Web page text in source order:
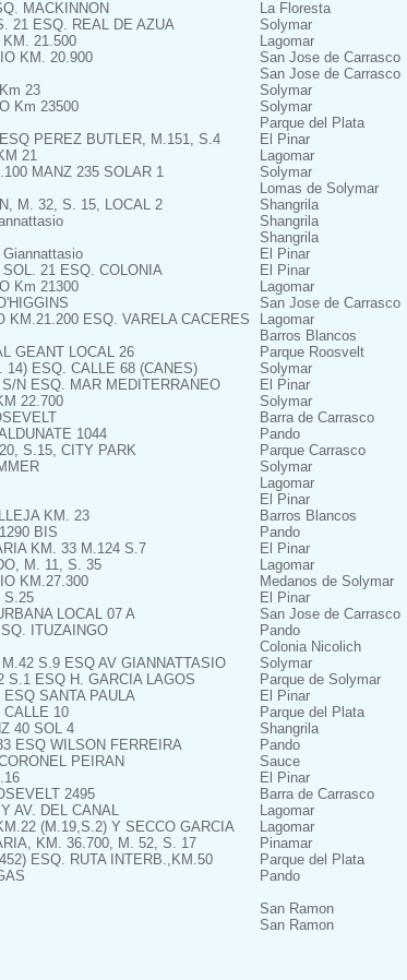
MACKINNON La Floresta
21 ESQ. REAL DE AZUA Solymar
21.500 Lagomar
KM. 20.900 San Jose de Carrasco
San Jose de Carrasco
23 Solymar
Km 23500 Solymar
Parque del Plata
PEREZ BUTLER, M.151, S.4 El Pinar
21 Lagomar
MANZ 235 SOLAR 1 Solymar
Lomas de Solymar
M. 32, S. 15, LOCAL 2 Shangrila
Shangrila
Shangrila
El Pinar
21 ESQ. COLONIA El Pinar
Km 21300 Lagomar
San Jose de Carrasco
KM.21.200 ESQ. VARELA CACERES Lagomar
Barros Blancos
GEANT LOCAL 26 Parque Roosvelt
14) ESQ. CALLE 68 (CANES) Solymar
N ESQ. MAR MEDITERRANEO El Pinar
22.700 Solymar
Barra de Carrasco
1044 Pando
S.15, CITY PARK Parque Carrasco
Solymar
Lagomar
El Pinar
KM. 23 Barros Blancos
BIS Pando
KM. 33 M.124 S.7 El Pinar
M. 11, S. 35 Lagomar
KM.27.300 Medanos de Solymar
S.25 El Pinar
LOCAL 07 A San Jose de Carrasco
ITUZAINGO Pando
Colonia Nicolich
S.9 ESQ AV GIANNATTASIO Solymar
S.1 ESQ H. GARCIA LAGOS Parque de Solymar
SANTA PAULA El Pinar
10 Parque del Plata
40 SOL 4 Shangrila
ESQ WILSON FERREIRA Pando
PEIRAN Sauce
El Pinar
2495 Barra de Carrasco
AV. DEL CANAL Lagomar
(M.19,S.2) Y SECCO GARCIA Lagomar
KM. 36.700, M. 52, S. 17 Pinamar
ESQ. RUTA INTERB.,KM.50 Parque del Plata
Pando
San Ramon
San Ramon